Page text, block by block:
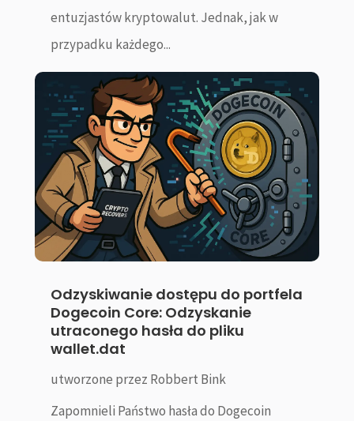
entuzjastów kryptowalut. Jednak, jak w
przypadku każdego...
Odzyskiwanie dostępu do portfela
Dogecoin Core: Odzyskanie
utraconego hasła do pliku
wallet.dat
utworzone przez Robbert Bink
Zapomnieli Państwo hasła do Dogecoin